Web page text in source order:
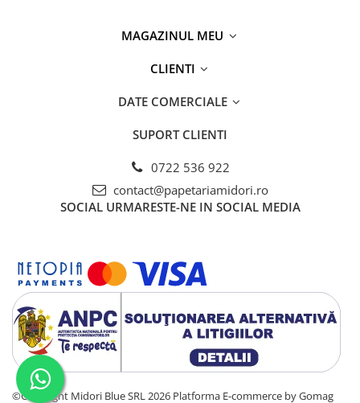
Instrumente geometrie
Seturi creative
Benzi etichete originale Brother
Cartuse originale Brother
Cartuse originale Canon
Cartuse originale Develop
Cartuse originale Epson
Cartuse originale HP
MAGAZINUL MEU
CLIENTI
DATE COMERCIALE
SUPORT CLIENTI
0722 536 922
contact@papetariamidori.ro
SOCIAL URMARESTE-NE IN SOCIAL MEDIA
©Copyright Midori Blue SRL 2026 Platforma E-commerce by Gomag